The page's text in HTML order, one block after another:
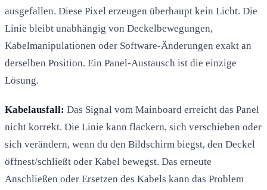
ausgefallen. Diese Pixel erzeugen überhaupt kein Licht. Die
Linie bleibt unabhängig von Deckelbewegungen,
Kabelmanipulationen oder Software-Änderungen exakt an
derselben Position. Ein Panel-Austausch ist die einzige
Lösung.
Kabelausfall: Das Signal vom Mainboard erreicht das Panel
nicht korrekt. Die Linie kann flackern, sich verschieben oder
sich verändern, wenn du den Bildschirm biegst, den Deckel
öffnest/schließt oder Kabel bewegst. Das erneute
Anschließen oder Ersetzen des Kabels kann das Problem